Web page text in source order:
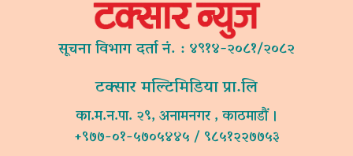
सूचना विभाग दर्ता नं. : ४९१४-२०८१/२०८२
टक्सार मल्टिमिडिया प्रा.लि
का.म.न.पा. २९, अनामनगर , काठमाडौं ।
+९७७-०१-५७०५४४५ / ९८५१२२७७५३